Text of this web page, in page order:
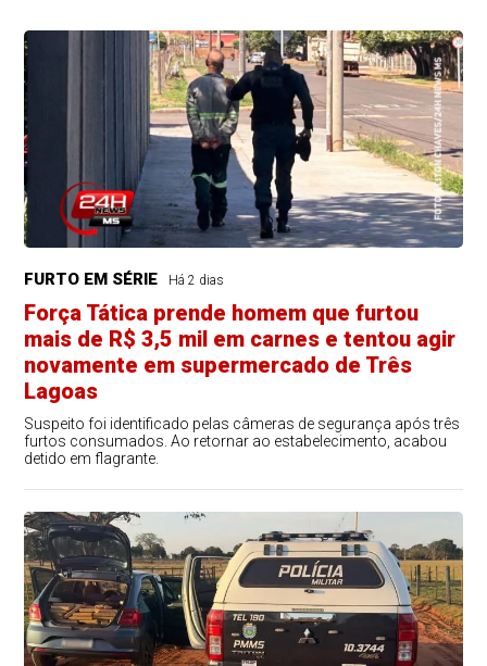
FURTO EM SÉRIE Há 2 dias
Força Tática prende homem que furtou
mais de R$ 3,5 mil em carnes e tentou agir
novamente em supermercado de Três
Lagoas
Suspeito foi identificado pelas câmeras de segurança após três
furtos consumados. Ao retornar ao estabelecimento, acabou
detido em flagrante.